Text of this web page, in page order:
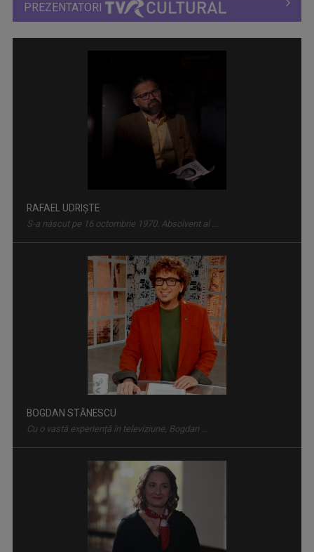
Germani, maghiari, romi, tătari și lipoveni ...
DIALOGURI ACADEMICE
Din aprilie 2023, TVR Cultural le aduce ...
PORTRET DE ARTIST
„Portret de artist” este o serie documentară ...
PREZENTATORI
BOGDAN STĂNESCU
Cu o vastă experiență în televiziune, Bogdan ...
IOANA PAVEL
E absolventă a Universității de Muzică, ...